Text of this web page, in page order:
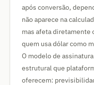
após conversão,
não aparece na
mas afeta diretamente
quem usa dólar como
O modelo de
estrutural que
oferecem: